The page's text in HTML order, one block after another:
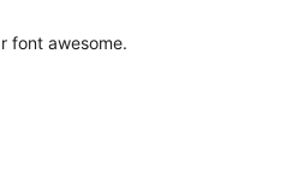
font awesome.